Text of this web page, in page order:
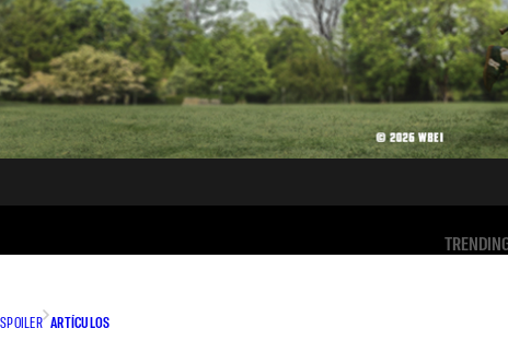
SPOILER ARTÍCULOS